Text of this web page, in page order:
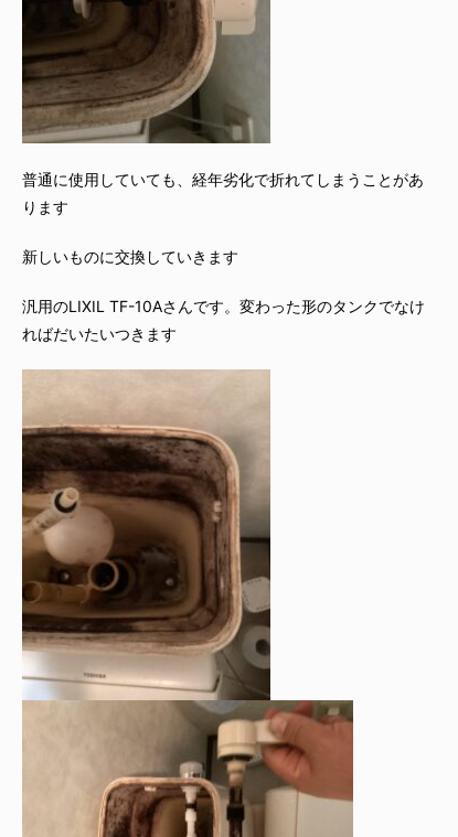
普通に使用していても、経年劣化で折れてしまうことがあ
ります
新しいものに交換していきます
汎用のLIXIL TF-10Aさんです。変わった形のタンクでなけ
ればだいたいつきます